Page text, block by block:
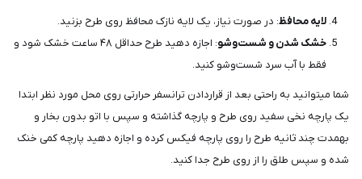
لایه محافظ: در صورت نیاز، یک لایه نازک محافظ روی طرح بزنید.
خشک شدن و شست‌وشو
: اجازه دهید طرح حداقل ۴۸ ساعت خشک شود و
فقط با آب سرد شست‌وشو کنید.
شما میتوانید به راحتی بعد از قراردادن ترانسفر حرارتی روی محل مورد نظر ابتدا
یک پارچه نخی سفید روی طرح و پارچه گذاشته و سپس با اتو بدون بخار و
بهمدت چند ثانیه طرح را روی پارچه فیکس کرده و اجازه دهید پارچه کمی خنک
شده و سپس طلق را از روی طرح جدا کنید.